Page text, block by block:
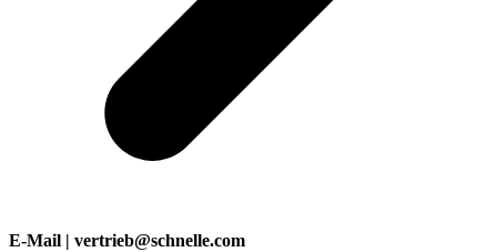
E-Mail | vertrieb@schnelle.com